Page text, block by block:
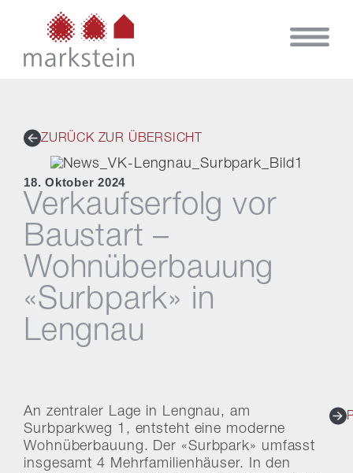
ZURÜCK ZUR ÜBERSICHT
18. Oktober 2024
Verkaufserfolg vor
Baustart –
Wohnüberbauung
«Surbpark» in
Lengnau
An zentraler Lage in Lengnau, am
Surbparkweg 1, entsteht eine moderne
Wohnüberbauung. Der «Surbpark» umfasst
insgesamt 4 Mehrfamilienhäuser. In den